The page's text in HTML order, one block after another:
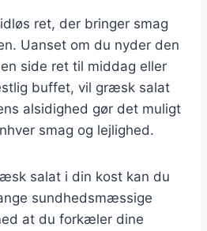
ret, der bringer smag
Uanset om du nyder den
side ret til middag eller
buffet, vil græsk salat
alsidighed gør det muligt
smag og lejlighed.
salat i din kost kan du
sundhedsmæssige
at du forkæler dine